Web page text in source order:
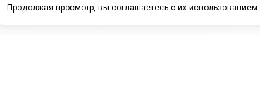
Продолжая просмотр, вы соглашаетесь с их использованием.